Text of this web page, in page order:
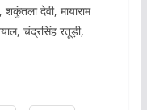
देवी, मायाराम
चंद्रसिंह रतूड़ी,